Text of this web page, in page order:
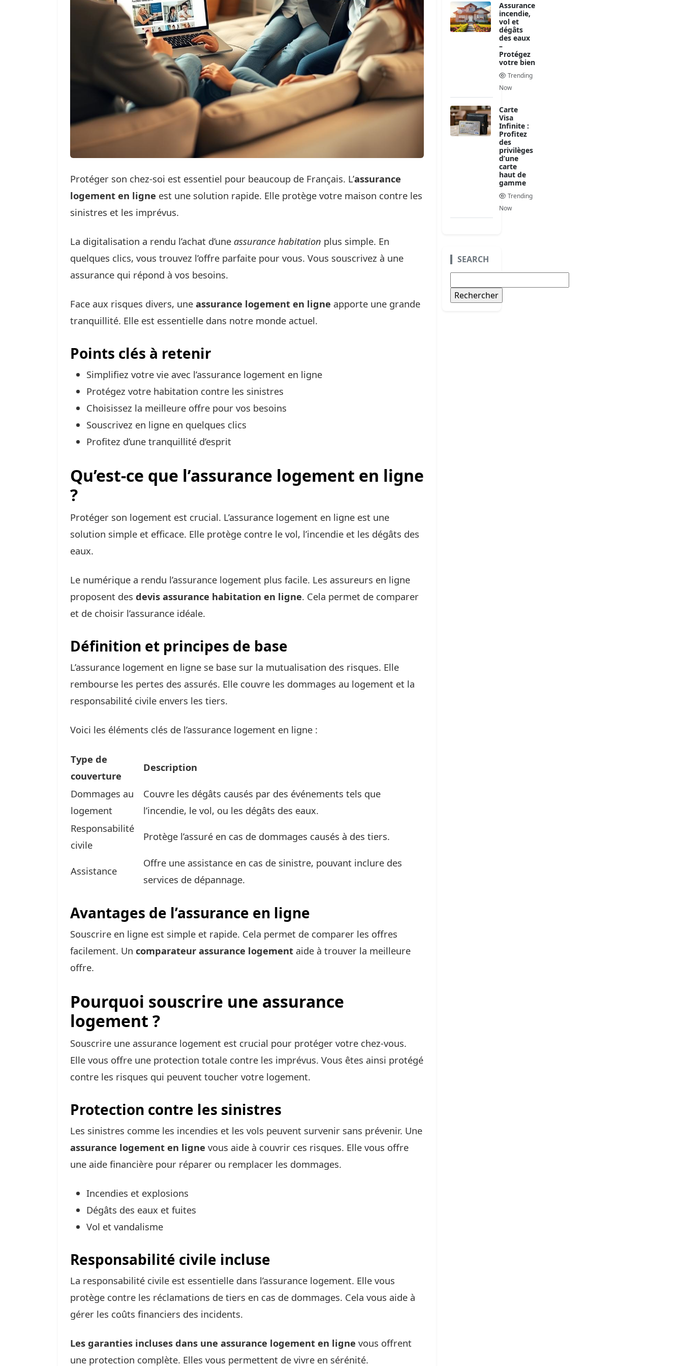
Protéger son chez-soi est essentiel pour beaucoup de Français. L’assurance
logement en ligne est une solution rapide. Elle protège votre maison contre les
sinistres et les imprévus.
La digitalisation a rendu l’achat d’une assurance habitation plus simple. En
quelques clics, vous trouvez l’offre parfaite pour vous. Vous souscrivez à une
assurance qui répond à vos besoins.
Face aux risques divers, une assurance logement en ligne apporte une grande
tranquillité. Elle est essentielle dans notre monde actuel.
Points clés à retenir
Simplifiez votre vie avec l’assurance logement en ligne
Protégez votre habitation contre les sinistres
Choisissez la meilleure offre pour vos besoins
Souscrivez en ligne en quelques clics
Profitez d’une tranquillité d’esprit
Qu’est-ce que l’assurance logement en ligne
?
Protéger son logement est crucial. L’assurance logement en ligne est une
solution simple et efficace. Elle protège contre le vol, l’incendie et les dégâts des
eaux.
Le numérique a rendu l’assurance logement plus facile. Les assureurs en ligne
proposent des devis assurance habitation en ligne. Cela permet de comparer
et de choisir l’assurance idéale.
Définition et principes de base
L’assurance logement en ligne se base sur la mutualisation des risques. Elle
rembourse les pertes des assurés. Elle couvre les dommages au logement et la
responsabilité civile envers les tiers.
Voici les éléments clés de l’assurance logement en ligne :
Type de
couverture
Description
Dommages au
logement
Couvre les dégâts causés par des événements tels que
l’incendie, le vol, ou les dégâts des eaux.
Responsabilité
civile
Protège l’assuré en cas de dommages causés à des tiers.
Assistance
Offre une assistance en cas de sinistre, pouvant inclure des
services de dépannage.
Avantages de l’assurance en ligne
Souscrire en ligne est simple et rapide. Cela permet de comparer les offres
facilement. Un comparateur assurance logement aide à trouver la meilleure
offre.
Pourquoi souscrire une assurance
logement ?
Souscrire une assurance logement est crucial pour protéger votre chez-vous.
Elle vous offre une protection totale contre les imprévus. Vous êtes ainsi protégé
contre les risques qui peuvent toucher votre logement.
Protection contre les sinistres
Les sinistres comme les incendies et les vols peuvent survenir sans prévenir. Une
assurance logement en ligne vous aide à couvrir ces risques. Elle vous offre
une aide financière pour réparer ou remplacer les dommages.
Incendies et explosions
Dégâts des eaux et fuites
Vol et vandalisme
Responsabilité civile incluse
La responsabilité civile est essentielle dans l’assurance logement. Elle vous
protège contre les réclamations de tiers en cas de dommages. Cela vous aide à
gérer les coûts financiers des incidents.
Les garanties incluses dans une assurance logement en ligne vous offrent
une protection complète. Elles vous permettent de vivre en sérénité.
Assurance
incendie,
vol et
dégâts
des eaux
–
Protégez
votre bien
Trending
Now
Carte
Visa
Infinite :
Profitez
des
privilèges
d’une
carte
haut de
gamme
Trending
Now
SEARCH